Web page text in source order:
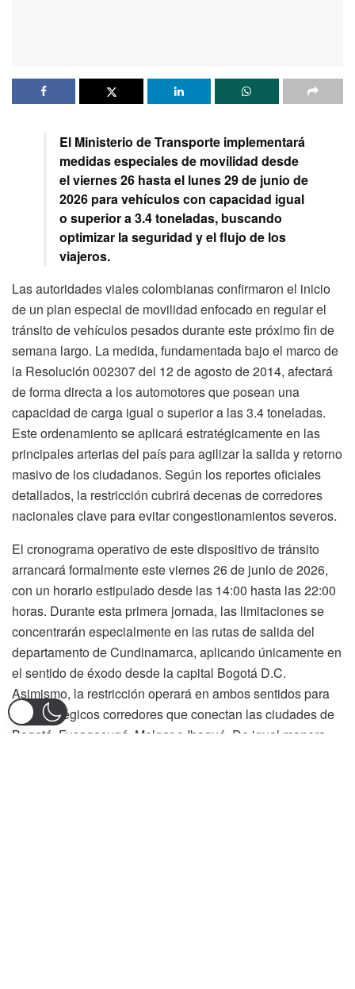
El Ministerio de Transporte implementará
medidas especiales de movilidad desde
el viernes 26 hasta el lunes 29 de junio de
2026 para vehículos con capacidad igual
o superior a 3.4 toneladas, buscando
optimizar la seguridad y el flujo de los
viajeros.
Las autoridades viales colombianas confirmaron el inicio
de un plan especial de movilidad enfocado en regular el
tránsito de vehículos pesados durante este próximo fin de
semana largo. La medida, fundamentada bajo el marco de
la Resolución 002307 del 12 de agosto de 2014, afectará
de forma directa a los automotores que posean una
capacidad de carga igual o superior a las 3.4 toneladas.
Este ordenamiento se aplicará estratégicamente en las
principales arterias del país para agilizar la salida y retorno
masivo de los ciudadanos. Según los reportes oficiales
detallados, la restricción cubrirá decenas de corredores
nacionales clave para evitar congestionamientos severos.
El cronograma operativo de este dispositivo de tránsito
arrancará formalmente este viernes 26 de junio de 2026,
con un horario estipulado desde las 14:00 hasta las 22:00
horas. Durante esta primera jornada, las limitaciones se
concentrarán especialmente en las rutas de salida del
departamento de Cundinamarca, aplicando únicamente en
el sentido de éxodo desde la capital Bogotá D.C.
Asimismo, la restricción operará en ambos sentidos para
los estratégicos corredores que conectan las ciudades de
Bogotá, Fusagasugá, Melgar e Ibagué. De igual manera,